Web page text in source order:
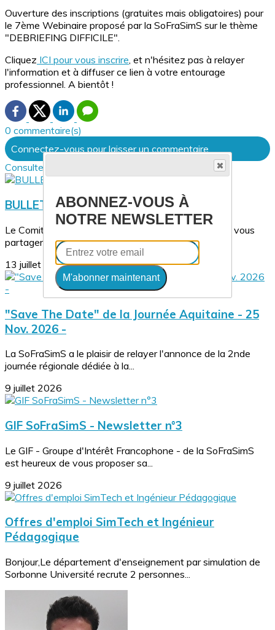
Ouverture des inscriptions (gratuites mais obligatoires) pour
le 7ème Webinaire proposé par la SoFraSimS sur le thème
"DEBRIEFING DIFFICILE".
Cliquez ICI pour vous inscrire, et n'hésitez pas à relayer
l'information et à diffuser ce lien à votre entourage
professionnel. A bientôt !
0 commentaire(s)
Connectez-vous pour laisser un commentaire
Consultez également
BULLETIN PÉDAGOGIQUE N°23
Le Comité Pédagogie de la SoFraSimS a le plaisir de vous
partager le Bulletin Pédagogique n°23...
13 juillet 2026
"Save The Date" de la Journée Aquitaine - 25
Nov. 2026 -
La SoFraSimS a le plaisir de relayer l'annonce de la 2nde
journée régionale dédiée à la...
9 juillet 2026
GIF SoFraSimS - Newsletter n°3
Le GIF - Groupe d'Intérêt Francophone - de la SoFraSimS
est heureux de vous proposer sa...
9 juillet 2026
Offres d'emploi SimTech et Ingénieur
Pédagogique
Bonjour,Le département d'enseignement par simulation de
Sorbonne Université recrute 2 personnes...
ABONNEZ-VOUS À
NOTRE NEWSLETTER
M'abonner maintenant